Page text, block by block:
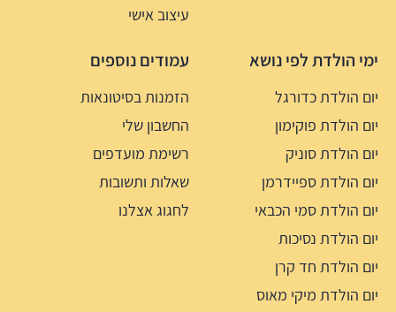
עיצוב אישי
ימי הולדת לפי נושא
יום הולדת כדורגל
יום הולדת פוקימון
יום הולדת סוניק
יום הולדת ספיידרמן
יום הולדת סמי הכבאי
יום הולדת נסיכות
יום הולדת חד קרן
יום הולדת מיקי מאוס
עמודים נוספים
הזמנות בסיטונאות
החשבון שלי
רשימת מועדפים
שאלות ותשובות
לחגוג אצלנו